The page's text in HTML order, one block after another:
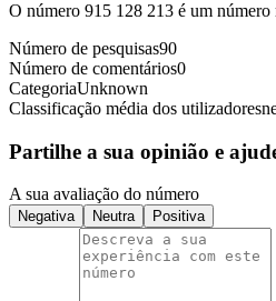
O número 915 128 213 é um número
Número de pesquisas90
Número de comentários0
CategoriaUnknown
Classificação média dos utilizadores
Partilhe a sua opinião e
A sua avaliação do número
Negativa Neutra Positiva